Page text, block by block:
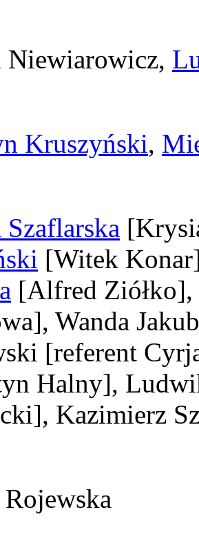
Niewiarowicz,
Kruszyński,
Szaflarska
[Witek
[Alfred Ziółko]
, Wanda
[referent
Halny],
, Kazimierz
Rojewska